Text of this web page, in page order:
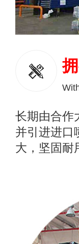
长期由合作
并引进进口
大，坚固耐